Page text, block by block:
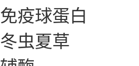
免疫球蛋白
冬虫夏草